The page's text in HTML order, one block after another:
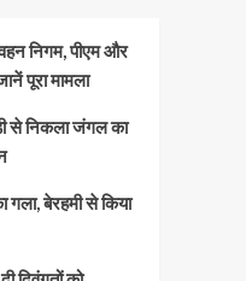
निगम, पीएम और
पूरा मामला
से निकला जंगल का
गला, बेरहमी से किया